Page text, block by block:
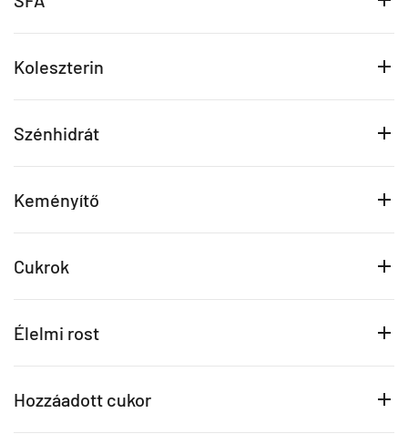
Koleszterin
Szénhidrát
Keményítő
Cukrok
Élelmi rost
Hozzáadott cukor